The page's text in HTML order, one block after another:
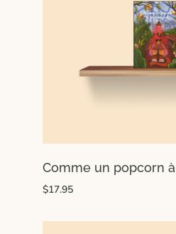
Comme un popcorn
$17.95